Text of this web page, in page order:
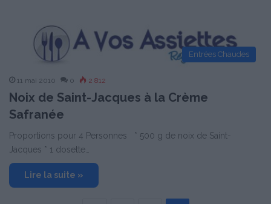
Entrées Chaudes
11 mai 2010 0 2 812
Noix de Saint-Jacques à la Crème
Safranée
Proportions pour 4 Personnes * 500 g de noix de Saint-
Jacques * 1 dosette…
Lire la suite »